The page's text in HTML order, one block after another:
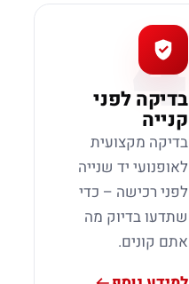
4
בדיקה לפני
קנייה
בדיקה מקצועית
לאופנועי יד שנייה
לפני רכישה – כדי
שתדעו בדיוק מה
אתם קונים.